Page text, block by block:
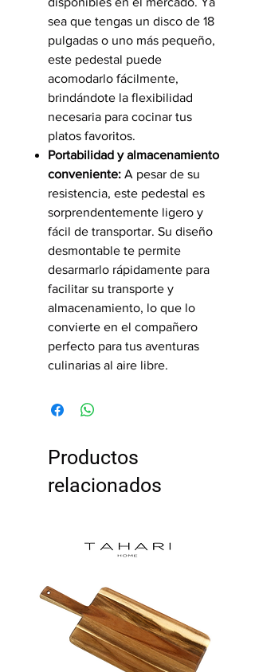
sea que tengas un disco de 18
pulgadas o uno más pequeño,
este pedestal puede
acomodarlo fácilmente,
brindándote la flexibilidad
necesaria para cocinar tus
platos favoritos.
Portabilidad y almacenamiento
conveniente: A pesar de su
resistencia, este pedestal es
sorprendentemente ligero y
fácil de transportar. Su diseño
desmontable te permite
desarmarlo rápidamente para
facilitar su transporte y
almacenamiento, lo que lo
convierte en el compañero
perfecto para tus aventuras
culinarias al aire libre.
Productos
relacionados